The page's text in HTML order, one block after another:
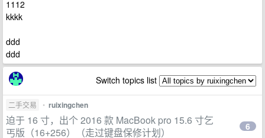
1112
kkkk
ddd
ddd
Switch topics list
二手交易 • ruixingchen
迫于 16 寸，出个 2016 款 MacBook pro 15.6 寸乞
丐版（16+256）（走过键盘保修计划）
6